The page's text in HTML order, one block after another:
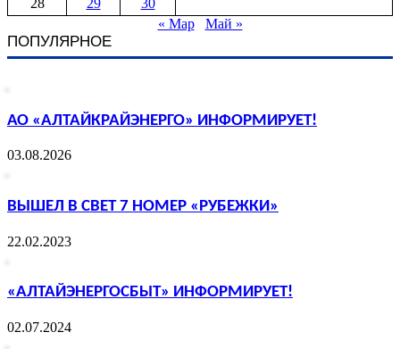
« Мар
Май »
ПОПУЛЯРНОЕ
АО «АЛТАЙКРАЙЭНЕРГО» ИНФОРМИРУЕТ!
03.08.2026
ВЫШЕЛ В СВЕТ 7 НОМЕР «РУБЕЖКИ»
22.02.2023
«АЛТАЙЭНЕРГОСБЫТ» ИНФОРМИРУЕТ!
02.07.2024